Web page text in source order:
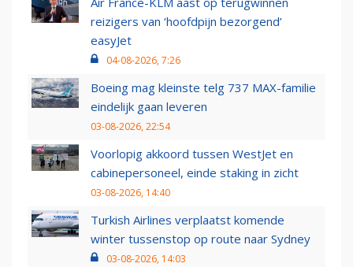
reizigers van ‘hoofdpijn bezorgend’
easyJet
04-08-2026, 7:26
Boeing mag kleinste telg 737 MAX-familie
eindelijk gaan leveren
03-08-2026, 22:54
Voorlopig akkoord tussen WestJet en
cabinepersoneel, einde staking in zicht
03-08-2026, 14:40
Turkish Airlines verplaatst komende
winter tussenstop op route naar Sydney
03-08-2026, 14:03